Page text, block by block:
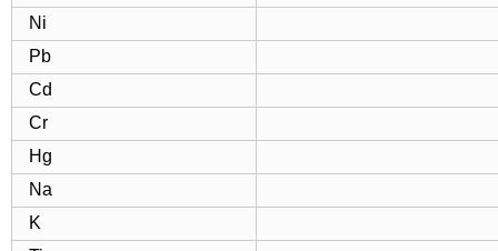
Ni
Pb
Cd
Cr
Hg
Na
K